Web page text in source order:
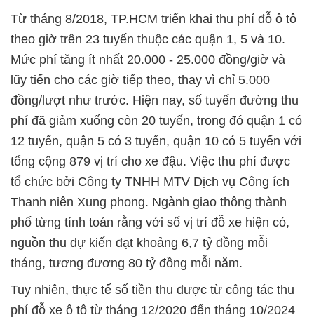
Từ tháng 8/2018, TP.HCM triển khai thu phí đỗ ô tô
theo giờ trên 23 tuyến thuộc các quận 1, 5 và 10.
Mức phí tăng ít nhất 20.000 - 25.000 đồng/giờ và
lũy tiến cho các giờ tiếp theo, thay vì chỉ 5.000
đồng/lượt như trước. Hiện nay, số tuyến đường thu
phí đã giảm xuống còn 20 tuyến, trong đó quận 1 có
12 tuyến, quận 5 có 3 tuyến, quận 10 có 5 tuyến với
tổng cộng 879 vị trí cho xe đậu. Việc thu phí được
tổ chức bởi Công ty TNHH MTV Dịch vụ Công ích
Thanh niên Xung phong. Ngành giao thông thành
phố từng tính toán rằng với số vị trí đỗ xe hiện có,
nguồn thu dự kiến đạt khoảng 6,7 tỷ đồng mỗi
tháng, tương đương 80 tỷ đồng mỗi năm.
Tuy nhiên, thực tế số tiền thu được từ công tác thu
phí đỗ xe ô tô từ tháng 12/2020 đến tháng 10/2024